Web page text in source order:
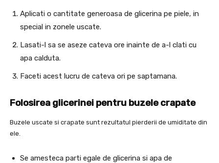
Aplicati o cantitate generoasa de glicerina pe piele, in
special in zonele uscate.
Lasati-l sa se aseze cateva ore inainte de a-l clati cu
apa calduta.
Faceti acest lucru de cateva ori pe saptamana.
Folosirea glicerinei pentru buzele crapate
Buzele uscate si crapate sunt rezultatul pierderii de umiditate din
ele.
Se amesteca parti egale de glicerina si apa de